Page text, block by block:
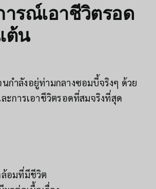
ารณ์เอาชีวิตรอด
ต้น
กำลังอยู่ท่ามกลางซอมบี้จริงๆ ด้วย
ะการเอาชีวิตรอดที่สมจริงที่สุด
อมที่มีชีวิต